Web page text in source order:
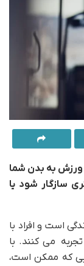
ورزش به بدن شما
سازگار شود یا
است و افراد با
می کنند. با
که ممکن است،